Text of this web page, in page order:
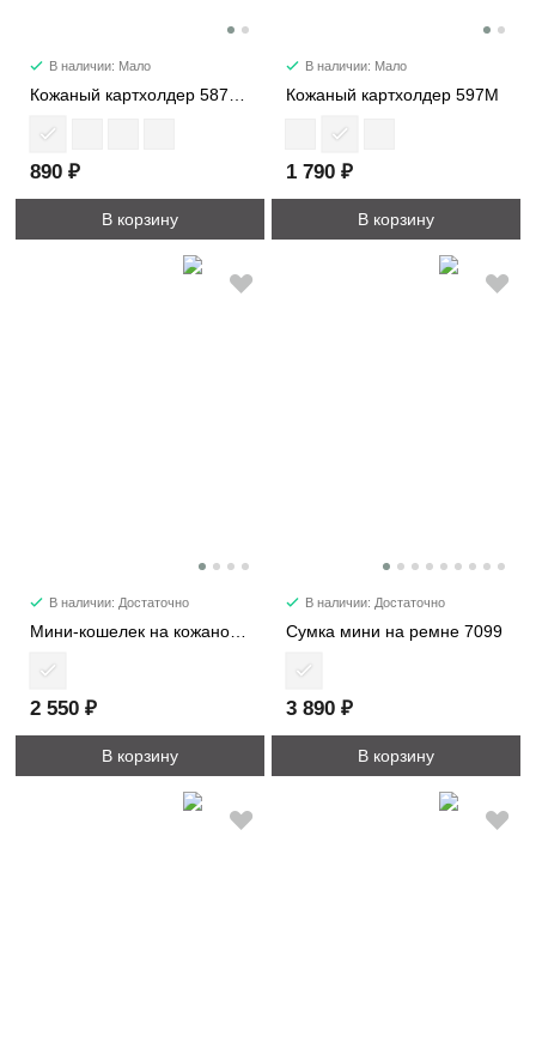
В наличии: Мало
890 ₽
В корзину
В наличии: Мало
Кожаный картхолдер 597M
1 790 ₽
В корзину
В наличии: Достаточно
Мини-кошелек на кожаном жгуте 8161
2 550 ₽
В корзину
В наличии: Достаточно
Сумка мини на ремне 7099
3 890 ₽
В корзину